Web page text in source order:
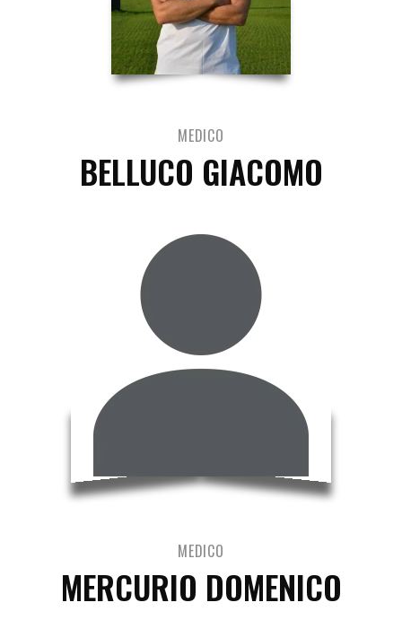
MEDICO
BELLUCO GIACOMO
MEDICO
MERCURIO DOMENICO